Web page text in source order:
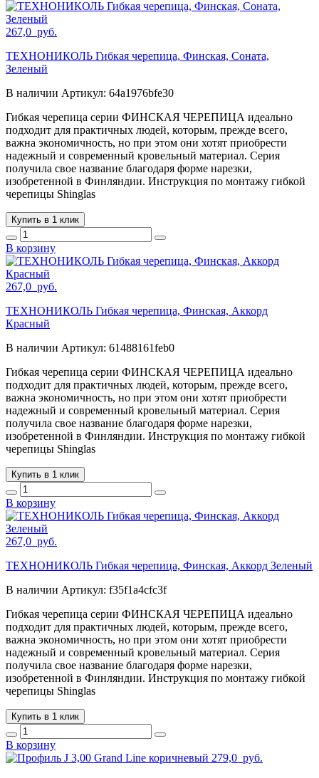
267,0 руб.
ТЕХНОНИКОЛЬ Гибкая черепица, Финская, Соната,
Зеленый
В наличии Артикул: 64a1976bfe30
Гибкая черепица серии ФИНСКАЯ ЧЕРЕПИЦА идеально
подходит для практичных людей, которым, прежде всего,
важна экономичность, но при этом они хотят приобрести
надежный и современный кровельный материал. Серия
получила свое название благодаря форме нарезки,
изобретенной в Финляндии. Инструкция по монтажу гибкой
черепицы Shinglas
Купить в 1 клик
В корзину
267,0 руб.
ТЕХНОНИКОЛЬ Гибкая черепица, Финская, Аккорд
Красный
В наличии Артикул: 61488161feb0
Гибкая черепица серии ФИНСКАЯ ЧЕРЕПИЦА идеально
подходит для практичных людей, которым, прежде всего,
важна экономичность, но при этом они хотят приобрести
надежный и современный кровельный материал. Серия
получила свое название благодаря форме нарезки,
изобретенной в Финляндии. Инструкция по монтажу гибкой
черепицы Shinglas
Купить в 1 клик
В корзину
267,0 руб.
ТЕХНОНИКОЛЬ Гибкая черепица, Финская, Аккорд Зеленый
В наличии Артикул: f35f1a4cfc3f
Гибкая черепица серии ФИНСКАЯ ЧЕРЕПИЦА идеально
подходит для практичных людей, которым, прежде всего,
важна экономичность, но при этом они хотят приобрести
надежный и современный кровельный материал. Серия
получила свое название благодаря форме нарезки,
изобретенной в Финляндии. Инструкция по монтажу гибкой
черепицы Shinglas
Купить в 1 клик
В корзину
279,0 руб.